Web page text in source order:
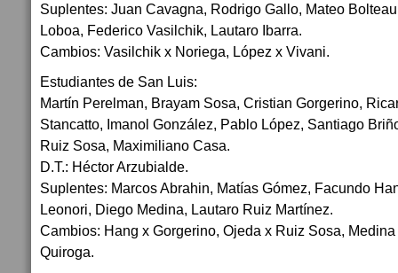
Suplentes: Juan Cavagna, Rodrigo Gallo, Mateo
Loboa, Federico Vasilchik, Lautaro Ibarra.
Cambios: Vasilchik x Noriega, López x Vivani.
Estudiantes de San Luis:
Martín Perelman, Brayam Sosa, Cristian Gorgerino,
Stancatto, Imanol González, Pablo López, Santiago
Ruiz Sosa, Maximiliano Casa.
D.T.: Héctor Arzubialde.
Suplentes: Marcos Abrahin, Matías Gómez, Facundo
Leonori, Diego Medina, Lautaro Ruiz Martínez.
Cambios: Hang x Gorgerino, Ojeda x Ruiz Sosa,
Quiroga.